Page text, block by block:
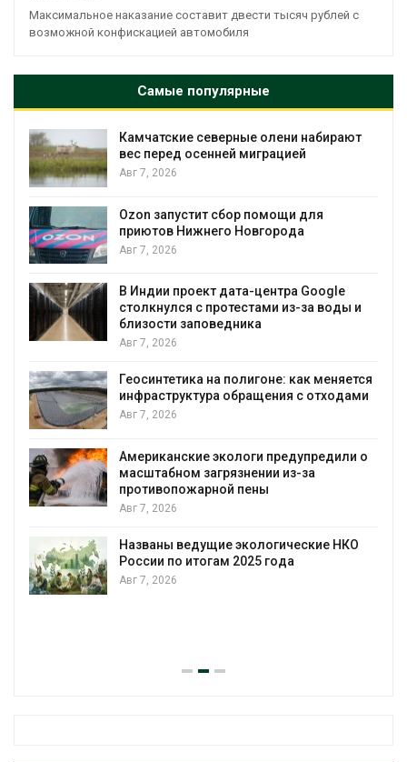
Максимальное наказание составит двести тысяч рублей с
возможной конфискацией автомобиля
Самые популярные
Тайфун, засуха и пожары: сразу
несколько регионов столкнулись с
экстремальными природными
Авг 7, 2026
Солнечные панели над каналами
позволяют одновременно
воду
Авг 7, 2026
Дождевая вода с крыш может помочь
Авг 7, 2026
Минприроды потребовало ускорить
уборку контейнерных площадок
Авг 7, 2026
Панамский канал вновь ограничивает
воды
Авг 6, 2026